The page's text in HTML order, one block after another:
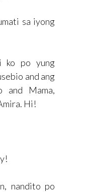
sa iyong
ko po yung
and ang
and Mama,
Hi!
nandito po